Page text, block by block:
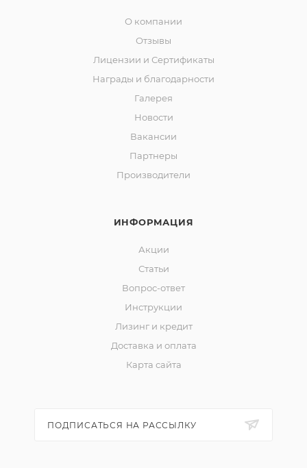
О компании
Отзывы
Лицензии и Сертификаты
Награды и благодарности
Галерея
Новости
Вакансии
Партнеры
Производители
ИНФОРМАЦИЯ
Акции
Статьи
Вопрос-ответ
Инструкции
Лизинг и кредит
Доставка и оплата
Карта сайта
ПОДПИСАТЬСЯ НА РАССЫЛКУ